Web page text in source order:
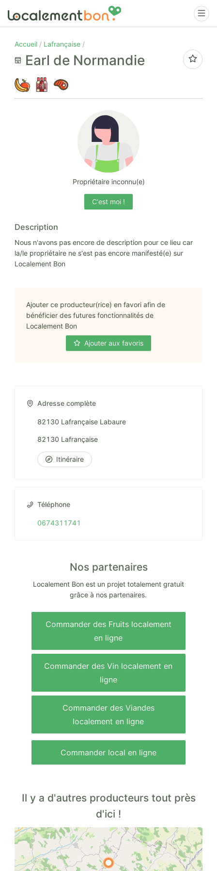
Accueil Lafrançaise
Earl de Normandie
Propriétaire inconnu(e)
C'est moi !
Description
Nous n'avons pas encore de description pour ce lieu car
la/le propriétaire ne s'est pas encore manifesté(e) sur
Localement Bon
Ajouter ce producteur(rice) en favori afin de
bénéficier des futures fonctionnalités de
Localement Bon
Ajouter aux favoris
Adresse complète
82130 Lafrançaise Labaure
82130 Lafrançaise
Itinéraire
Téléphone
0674311741
Nos partenaires
Localement Bon est un projet totalement gratuit
grâce à nos partenaires.
Commander des Fruits localement
en ligne
Commander des Vin localement en
ligne
Commander des Viandes
localement en ligne
Commander local en ligne
Il y a d'autres producteurs tout près
d'ici !